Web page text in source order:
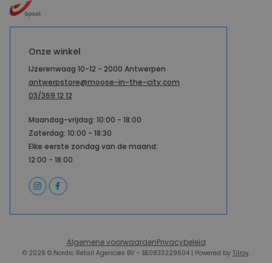
© 2026 © Nordic Retail Agencies BV - BE0833229604 | Powered by Tilroy.
Algemene voorwaardenPrivacybeleid
Onze winkel
IJzerenwaag 10-12 - 2000 Antwerpen
antwerpstore@moose-in-the-city.com
03/369 12 12
Maandag-vrijdag: 10:00 - 18:00
Zaterdag: 10:00 - 18:30
Elke eerste zondag van de maand:
12:00 - 18:00